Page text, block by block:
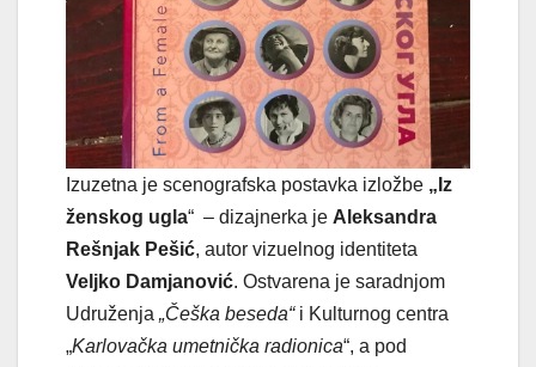
Izuzetna je scenografska postavka izložbe „Iz
ženskog ugla“ – dizajnerka je Aleksandra
Rešnjak Pešić, autor vizuelnog identiteta
Veljko Damjanović. Ostvarena je saradnjom
Udruženja „Češka beseda“i Kulturnog centra
„Karlovačka umetnička radionica“, a pod